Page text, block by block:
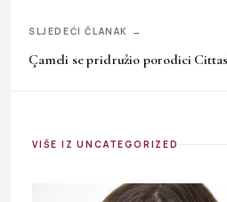
SLJEDEĆI ČLANAK →
Çameli se pridružio porodici
VIŠE IZ UNCATEGORIZED